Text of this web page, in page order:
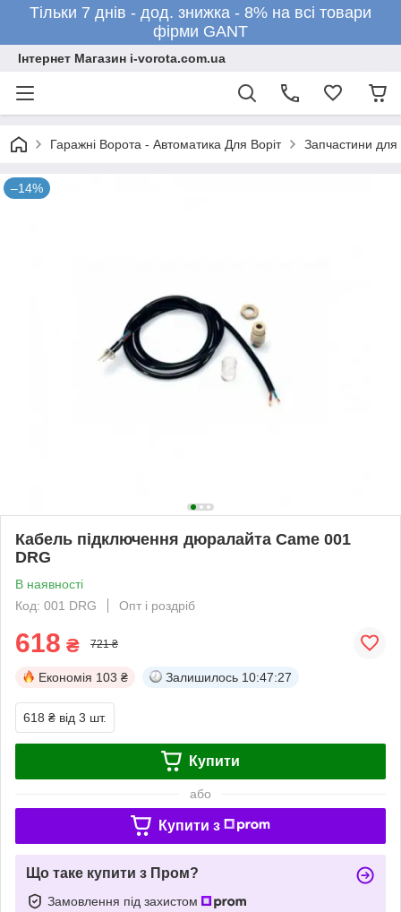
Тільки 7 днів - дод. знижка - 8% на всі товари
фірми GANT
Інтернет Магазин i-vorota.com.ua
Гаражні Ворота - Автоматика Для Воріт Запчастини для
–14%
Кабель підключення дюралайта Came 001
DRG
В наявності
Код: 001 DRG
Опт і роздріб
618 ₴ 721 ₴
Економія 103 ₴ Залишилось 10:47:27
618 ₴ від 3 шт.
Купити
або
Купити з
Що таке купити з Пром?
Замовлення під захистом